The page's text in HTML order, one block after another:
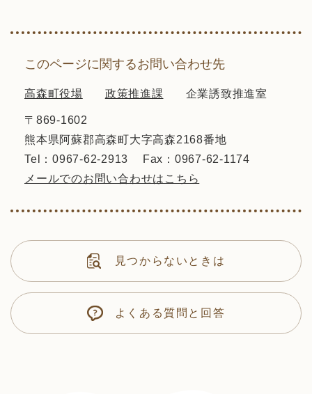
このページに関するお問い合わせ先
高森町役場 政策推進課 企業誘致推進室
〒869-1602
熊本県阿蘇郡高森町大字高森2168番地
Tel：0967-62-2913
Fax：0967-62-1174
メールでのお問い合わせはこちら
見つからないときは
よくある質問と回答